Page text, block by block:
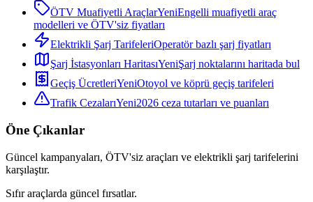
ÖTV Muafiyetli AraçlarYeniEngelli muafiyetli araç
modelleri ve ÖTV'siz fiyatları
Elektrikli Şarj TarifeleriOperatör bazlı şarj fiyatları
Şarj İstasyonları HaritasıYeniŞarj noktalarını haritada bul
Geçiş ÜcretleriYeniOtoyol ve köprü geçiş tarifeleri
Trafik CezalarıYeni2026 ceza tutarları ve puanları
Öne Çıkanlar
Güncel kampanyaları, ÖTV'siz araçları ve elektrikli şarj tarifelerini
karşılaştır.
Sıfır araçlarda güncel fırsatlar.